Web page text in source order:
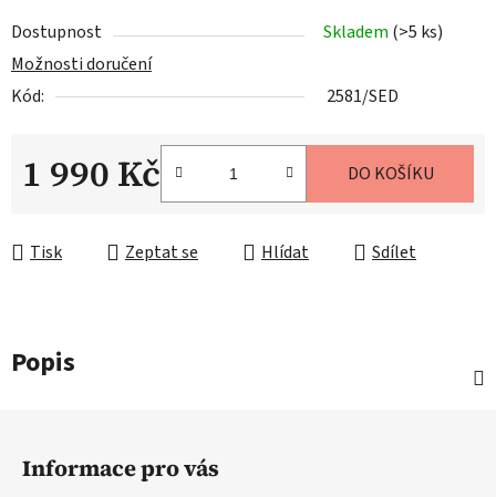
Dostupnost Skladem (>5 ks)
Možnosti doručení
Kód:
2581/SED
1 990 Kč DO KOŠÍKU
Tisk Zeptat se Hlídat Sdílet
Popis
Informace pro vás